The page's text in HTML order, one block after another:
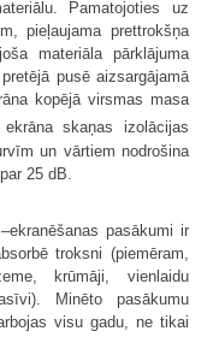
Pamatojoties uz
pieļaujama prettrokšņa
materiāla pārklājuma
pusē aizsargājamā
kopējā virsmas masa
skaņas izolācijas
un vārtiem nodrošina
25 dB.
pasākumi ir
troksni (piemēram,
krūmāji, vienlaidu
Minēto pasākumu
visu gadu, ne tikai